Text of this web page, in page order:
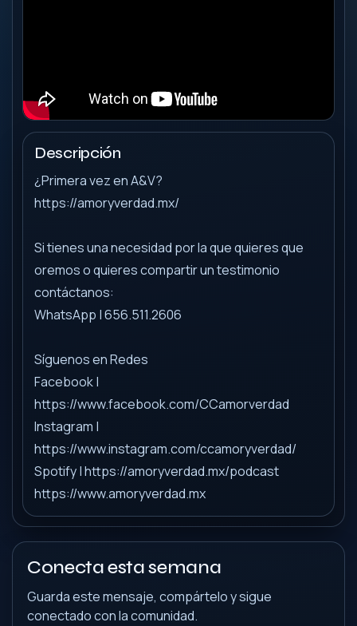
Descripción
¿Primera vez en A&V?
https://amoryverdad.mx/
Si tienes una necesidad por la que quieres que
oremos o quieres compartir un testimonio
contáctanos:
WhatsApp | 656.511.2606
Síguenos en Redes
Facebook |
https://www.facebook.com/CCamorverdad
Instagram |
https://www.instagram.com/ccamoryverdad/
Spotify | https://amoryverdad.mx/podcast
https://www.amoryverdad.mx
Conecta esta semana
Guarda este mensaje, compártelo y sigue
conectado con la comunidad.